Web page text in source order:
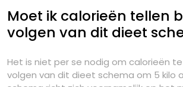
Moet ik calorieën tellen
volgen van dit dieet
Het is niet per se nodig om calorieën
volgen van dit dieet schema om 5 kilo